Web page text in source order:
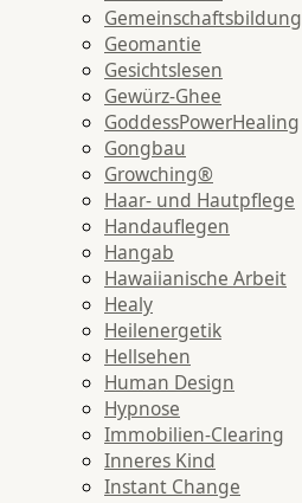
Gemeinschaftsbildung
Geomantie
Gesichtslesen
Gewürz-Ghee
GoddessPowerHealing
Gongbau
Growching®
Haar- und Hautpflege
Handauflegen
Hangab
Hawaiianische Arbeit
Healy
Heilenergetik
Hellsehen
Human Design
Hypnose
Immobilien-Clearing
Inneres Kind
Instant Change